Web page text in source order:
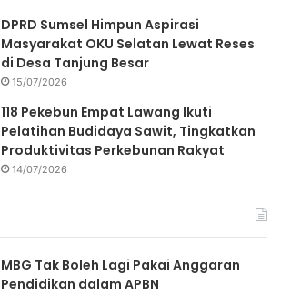
DPRD Sumsel Himpun Aspirasi
Masyarakat OKU Selatan Lewat Reses
di Desa Tanjung Besar
15/07/2026
118 Pekebun Empat Lawang Ikuti
Pelatihan Budidaya Sawit, Tingkatkan
Produktivitas Perkebunan Rakyat
14/07/2026
MBG Tak Boleh Lagi Pakai Anggaran
Pendidikan dalam APBN